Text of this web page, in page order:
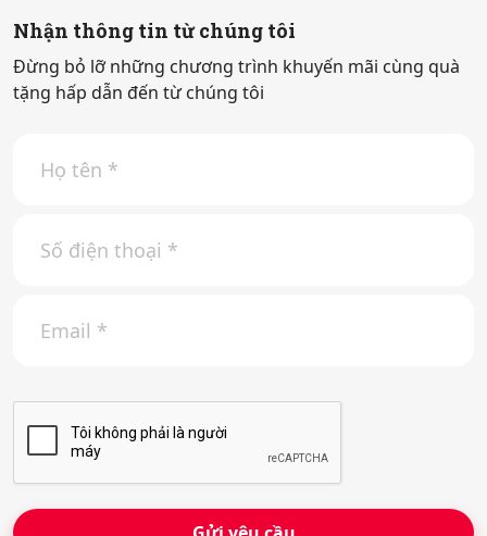
Nhận thông tin từ chúng tôi
Đừng bỏ lỡ những chương trình khuyến mãi cùng quà
tặng hấp dẫn đến từ chúng tôi
*